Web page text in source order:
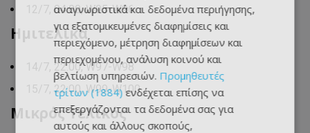
12/7, 04:00, W95-W96
Hμιτελικά
14/7, 22:00, W97-W98
15/7, 22:00, W99-W100
Μικρός Τελικός
αναγνωριστικά και δεδομένα περιήγησης,
για εξατομικευμένες διαφημίσεις και
περιεχόμενο, μέτρηση διαφημίσεων και
περιεχομένου, ανάλυση κοινού και
βελτίωση υπηρεσιών. Προμηθευτές
τρίτων (1884) ενδέχεται επίσης να
επεξεργάζονται τα δεδομένα σας για
αυτούς και άλλους σκοπούς,